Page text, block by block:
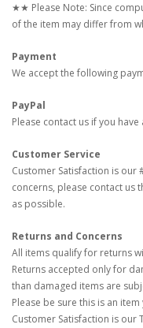
★★ Please Note: Since
of the item may differ from
Payment
We accept the following
PayPal
Please contact us if you have
Customer Service
Customer Satisfaction is our
concerns, please contact us
as possible.
Returns and Concerns
All items qualify for returns
Returns accepted only for
than damaged items are
Please be sure this is an
Customer Satisfaction is our